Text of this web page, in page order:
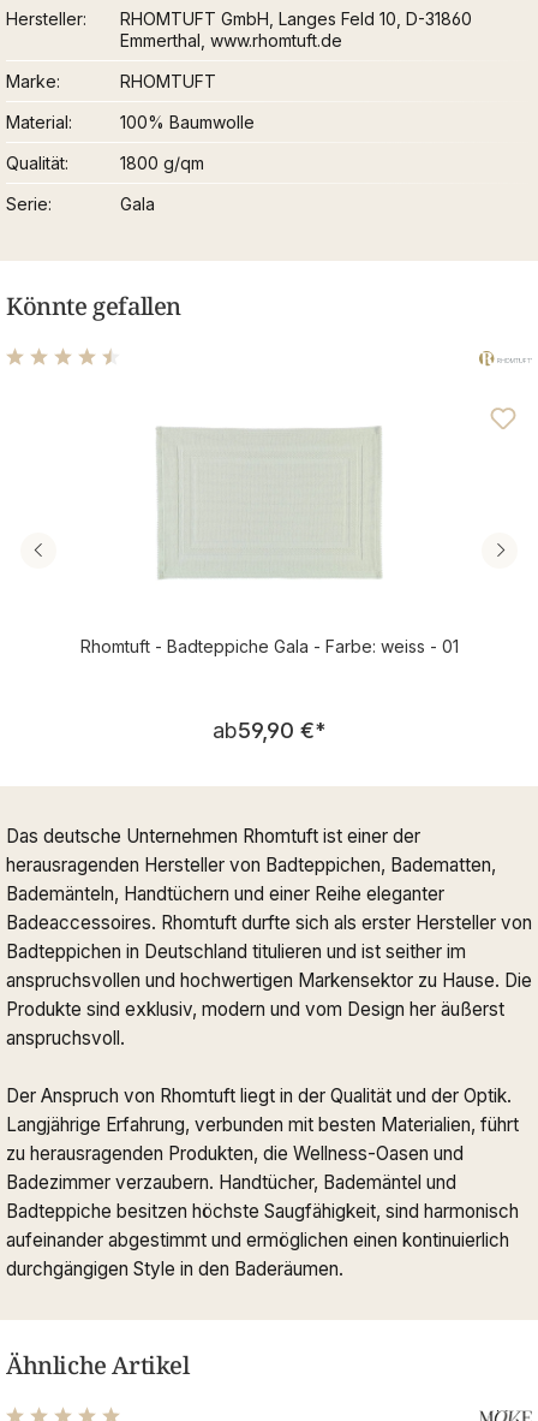
Hersteller
RHOMTUFT GmbH, Langes Feld 10, D-31860
Emmerthal, www.rhomtuft.de
Marke
RHOMTUFT
Material
100% Baumwolle
Qualität
1800 g/qm
Serie
Gala
Könnte gefallen
Rhomtuft - Badteppiche Gala - Farbe: weiss - 01
Regulärer Preis:
ab59,90 €*
Das deutsche Unternehmen Rhomtuft ist einer der
herausragenden Hersteller von Badteppichen, Badematten,
Bademänteln, Handtüchern und einer Reihe eleganter
Badeaccessoires. Rhomtuft durfte sich als erster Hersteller von
Badteppichen in Deutschland titulieren und ist seither im
anspruchsvollen und hochwertigen Markensektor zu Hause. Die
Produkte sind exklusiv, modern und vom Design her äußerst
anspruchsvoll.
Der Anspruch von Rhomtuft liegt in der Qualität und der Optik.
Langjährige Erfahrung, verbunden mit besten Materialien, führt
zu herausragenden Produkten, die Wellness-Oasen und
Badezimmer verzaubern. Handtücher, Bademäntel und
Badteppiche besitzen höchste Saugfähigkeit, sind harmonisch
aufeinander abgestimmt und ermöglichen einen kontinuierlich
durchgängigen Style in den Baderäumen.
Ähnliche Artikel